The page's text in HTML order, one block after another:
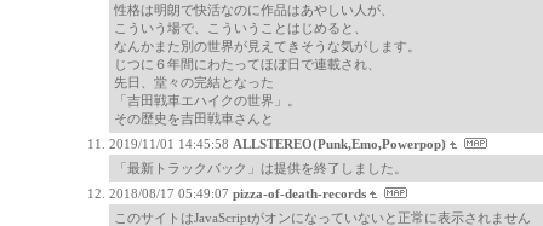
性格は明朗で快活なのに作品はあやしい人が、
こういう場で、こういうことはじめると、
なんかまた別の世界が見えてきそうな気がします。
じつに６年間にわたってほぼ日で連載され、
先日、堂々の完結となった
「吉田戦車エハイクの世界」。
その歴史を吉田戦車さんと
2019/11/01 14:45:58 ALLSTEREO(Punk,Emo,Powerpop)
「最新トラックバック」は提供を終了しました。
2018/08/17 05:49:07 pizza-of-death-records
このサイトはJavaScriptがオンになっていないと正常に表示されません